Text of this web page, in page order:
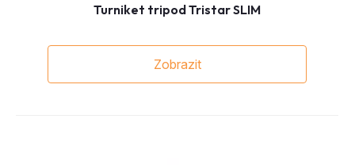
Turniket tripod Tristar SLIM
Zobrazit